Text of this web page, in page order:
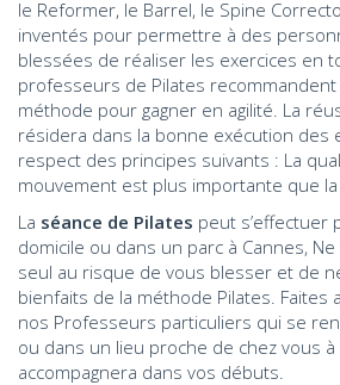
le Reformer, le Barrel, le Spine
inventés pour permettre à des
blessées de réaliser les exercices en
professeurs de Pilates
méthode pour gagner en agilité. La
résidera dans la bonne exécution des
respect des principes suivants : La
mouvement est plus importante que
La séance de Pilates peut s’effectuer
domicile ou dans un parc à Cannes,
seul au risque de vous blesser et de
bienfaits de la méthode Pilates. Faites
nos Professeurs particuliers qui se
ou dans un lieu proche de chez vous
accompagnera dans vos débuts.